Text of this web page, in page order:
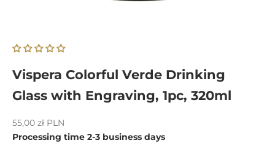
Vispera Colorful Verde Drinking
Glass with Engraving, 1pc, 320ml
Sale price
55,00 zł PLN
Processing time 2-3 business days